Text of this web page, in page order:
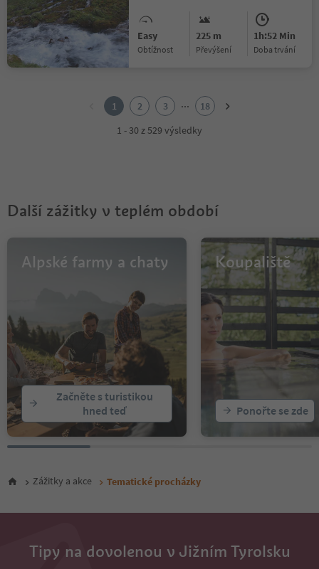
Easy
Obtížnost
225 m
Převýšení
1h:52 Min
doba trvání
10
12
17
18
1 2 3 ...
18
1 - 30 z 529 výsledky
Další zážitky v teplém období
Alpské farmy a chaty
Začněte s turistikou
hned teď
Koupaliště
Ponořte se zde
Zážitky a akce Tematické procházky
Tipy na dovolenou v Jižním Tyrolsku